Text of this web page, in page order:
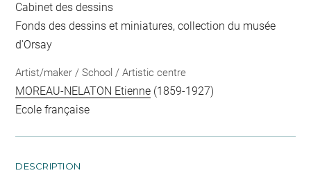
Cabinet des dessins
Fonds des dessins et miniatures, collection du musée
d'Orsay
Artist/maker / School / Artistic centre
MOREAU-NELATON Etienne (1859-1927)
Ecole française
DESCRIPTION